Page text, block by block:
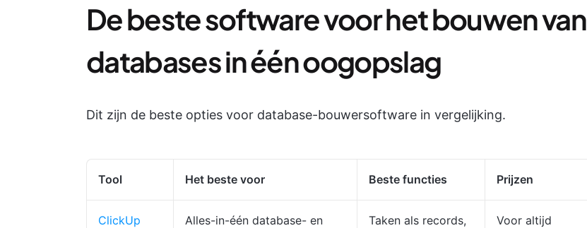
De beste software voor het bouwen van
databases in één oogopslag
Dit zijn de beste opties voor database-bouwersoftware in vergelijking.
Tool Het beste voor Beste functies Prijzen
ClickUp
Alles-in-één database- en
Taken als records,
Voor altijd